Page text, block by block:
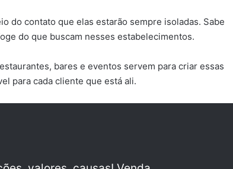
do contato que elas estarão sempre isoladas. Sabe
do que buscam nesses estabelecimentos.
bares e eventos servem para criar essas
para cada cliente que está ali.